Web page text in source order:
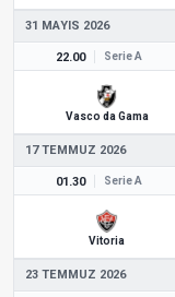
31 MAYIS 2026
22.00 Serie A
Vasco da Gama
17 TEMMUZ 2026
01.30 Serie A
Vitoria
23 TEMMUZ 2026